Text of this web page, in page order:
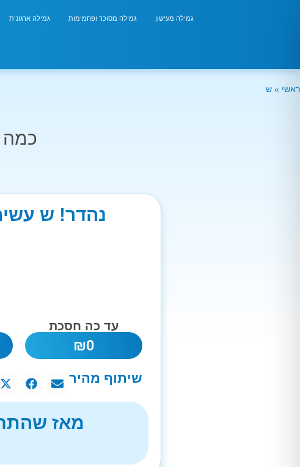
גמילה מעישון גמילה מסוכר ופחמימות גמילה ארגונית
ראשי » ש
כמה
נהדר! ש
עד כה חסכת
0
₪
שיתוף מהיר
מאז